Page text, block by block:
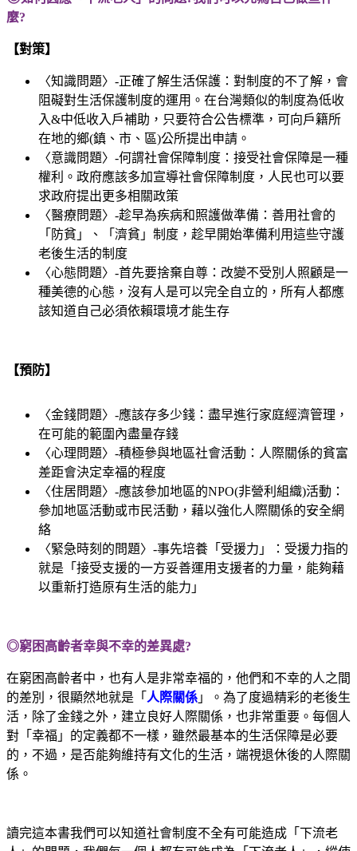
麼?
【對策】
〈知識問題〉-正確了解生活保護：對制度的不了解，會
阻礙對生活保護制度的運用。在台灣類似的制度為低收
入&中低收入戶補助，只要符合公告標準，可向戶籍所
在地的鄉(鎮、市、區)公所提出申請。
〈意識問題〉-何謂社會保障制度：接受社會保障是一種
權利。政府應該多加宣導社會保障制度，人民也可以要
求政府提出更多相關政策
〈醫療問題〉-趁早為疾病和照護做準備：善用社會的
「防貧」、「濟貧」制度，趁早開始準備利用這些守護
老後生活的制度
〈心態問題〉-首先要捨棄自尊：改變不受別人照顧是一
種美德的心態，沒有人是可以完全自立的，所有人都應
該知道自己必須依賴環境才能生存
【預防】
〈金錢問題〉-應該存多少錢：盡早進行家庭經濟管理，
在可能的範圍內盡量存錢
〈心理問題〉-積極參與地區社會活動：人際關係的貧富
差距會決定幸福的程度
〈住居問題〉-應該參加地區的NPO(非營利組織)活動：
參加地區活動或市民活動，藉以強化人際關係的安全網
絡
〈緊急時刻的問題〉-事先培養「受援力」：受援力指的
就是「接受支援的一方妥善運用支援者的力量，能夠藉
以重新打造原有生活的能力」
◎窮困高齡者幸與不幸的差異處?
在窮困高齡者中，也有人是非常幸福的，他們和不幸的人之間
的差別，很顯然地就是「 人際關係 」。為了度過精彩的老後生
活，除了金錢之外，建立良好人際關係，也非常重要。每個人
對「幸福」的定義都不一樣，雖然最基本的生活保障是必要
的，不過，是否能夠維持有文化的生活，端視退休後的人際關
係。
讀完這本書我們可以知道社會制度不全有可能造成「下流老